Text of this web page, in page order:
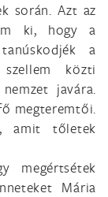
során. Azt az
ki, hogy a
a
közti
javára.
megteremtői.
amit tőletek
megértsétek
Mária